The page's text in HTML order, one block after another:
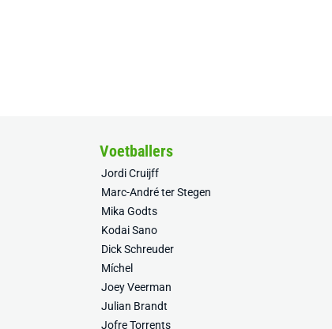
Voetballers
Jordi Cruijff
Marc-André ter Stegen
Mika Godts
Kodai Sano
Dick Schreuder
Míchel
Joey Veerman
Julian Brandt
Jofre Torrents